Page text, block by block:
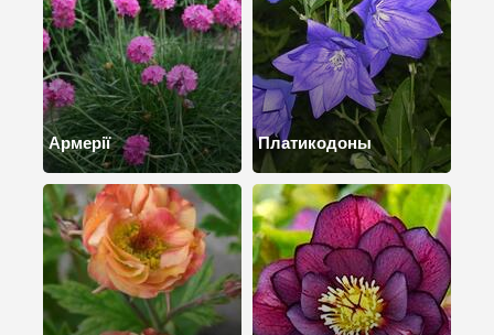
Армерії Платикодоны